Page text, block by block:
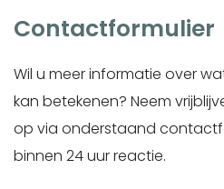
Contactformulier
Wil u meer informatie over
kan betekenen? Neem
op via onderstaand
binnen 24 uur reactie.